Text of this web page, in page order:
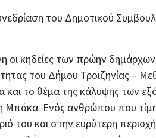
του Δημοτικού
οι κηδείες των πρώην
του Δήμου Τροιζηνίας –
και το θέμα της κάλυψης των
Μπάκα. Ενός ανθρώπου που
του και στην ευρύτερη